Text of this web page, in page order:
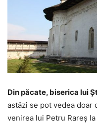
Din păcate, biserica lui
astăzi se pot vedea doar
venirea lui Petru Rareş